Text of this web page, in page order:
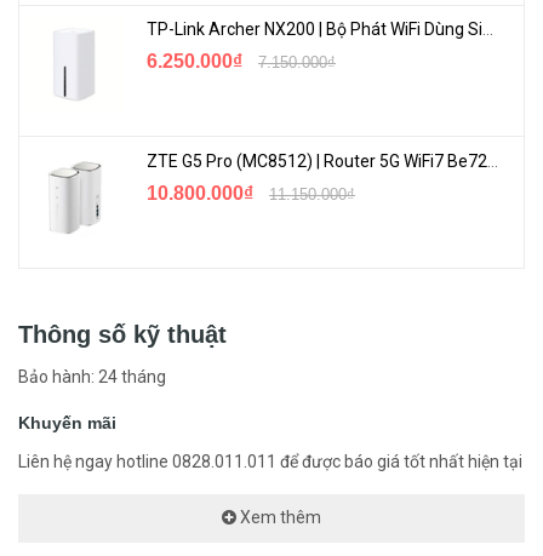
6.250.000₫ 7.150.000₫
10.800.000₫ 11.150.000₫
Thông số kỹ thuật
Bảo hành: 24 tháng
Khuyến mãi
Liên hệ ngay hotline 0828.011.011 để được báo giá tốt nhất hiện tại
Xem thêm